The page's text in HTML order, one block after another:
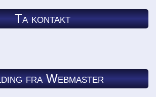
Ta kontakt
fra Webmaster